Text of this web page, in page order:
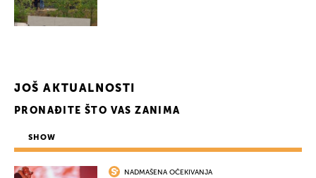
JOŠ AKTUALNOSTI
PRONAĐITE ŠTO VAS ZANIMA
SHOW
NADMAŠENA OČEKIVANJA
UKLJUČITE NOTIFIKACIJE